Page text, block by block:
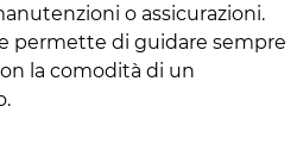
o assicurazioni.
permette di guidare sempre
la comodità di un